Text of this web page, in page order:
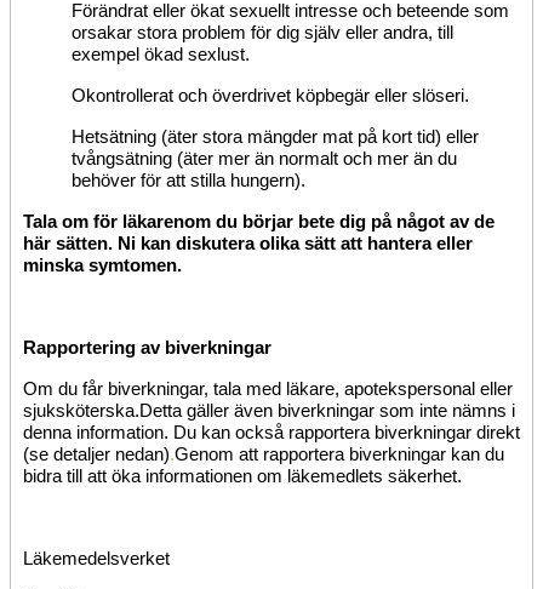
Förändrat eller ökat sexuellt intresse och beteende som
orsakar stora problem för dig själv eller andra, till
exempel ökad sexlust.
Okontrollerat och överdrivet köpbegär eller slöseri.
Hetsätning (äter stora mängder mat på kort tid) eller
tvångsätning (äter mer än normalt och mer än du
behöver för att stilla hungern).
Tala om för läkarenom du börjar bete dig på något av de
här sätten. Ni kan diskutera olika sätt att hantera eller
minska symtomen.
Rapportering av biverkningar
Om du får biverkningar, tala med läkare, apotekspersonal eller
sjuksköterska.Detta gäller även biverkningar som inte nämns i
denna information. Du kan också rapportera biverkningar direkt
(se detaljer nedan).Genom att rapportera biverkningar kan du
bidra till att öka informationen om läkemedlets säkerhet.
Läkemedelsverket